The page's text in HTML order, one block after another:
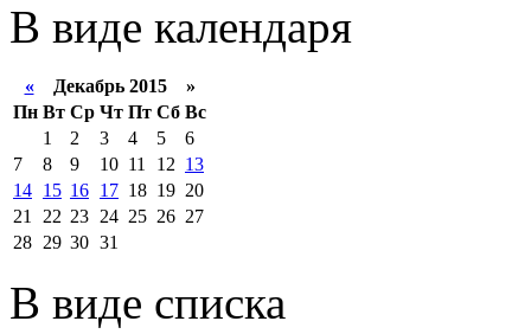
В виде календаря
«Декабрь 2015 »
Пн Вт Ср Чт Пт Сб Вс
1
2 3 4 5
6
7
8 9 10 11 12 13
14 15 16 17 18 19 20
21
22 23 24 25 26 27
28 29 30 31
В виде списка